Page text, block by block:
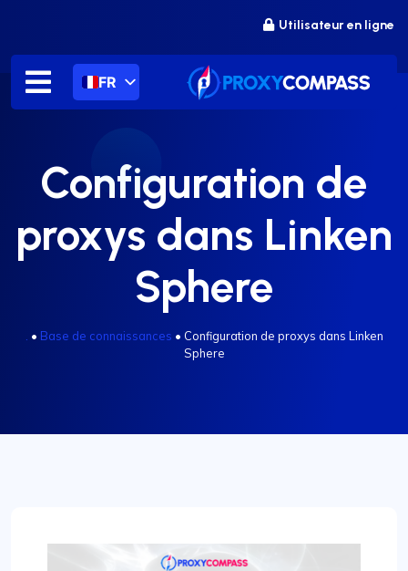
contenu
Utilisateur en ligne
FR
Configuration de
proxys dans Linken
Sphere
• Base de connaissances • Configuration de proxys dans Linken
Sphere